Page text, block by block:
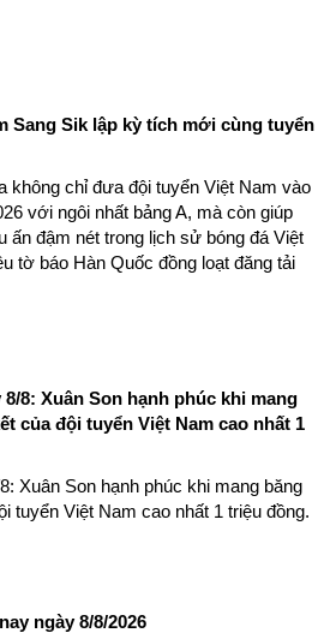
Sang Sik lập kỳ tích mới cùng tuyển
không chỉ đưa đội tuyển Việt Nam vào
với ngôi nhất bảng A, mà còn giúp
ấn đậm nét trong lịch sử bóng đá Việt
tờ báo Hàn Quốc đồng loạt đăng tải
8: Xuân Son hạnh phúc khi mang
của đội tuyển Việt Nam cao nhất 1
Xuân Son hạnh phúc khi mang băng
tuyển Việt Nam cao nhất 1 triệu đồng.
ngày 8/8/2026